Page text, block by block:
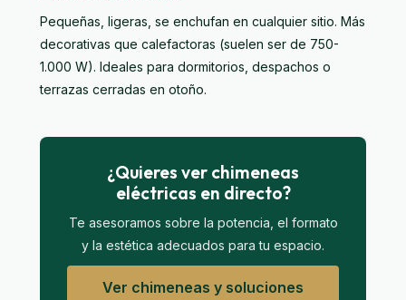
Pequeñas, ligeras, se enchufan en cualquier sitio. Más
decorativas que calefactoras (suelen ser de 750-
1.000 W). Ideales para dormitorios, despachos o
terrazas cerradas en otoño.
¿Quieres ver chimeneas
eléctricas en directo?
Te asesoramos sobre la potencia, el formato
y la estética adecuados para tu espacio.
Ver chimeneas y soluciones